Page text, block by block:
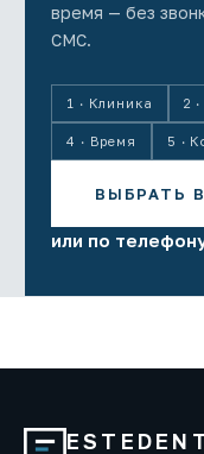
время — без
СМС.
1 · Клиника 2
4 · Время 5 ·
ВЫБРАТЬ
или по